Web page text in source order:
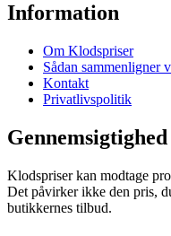
Information
Om Klodspriser
Sådan sammenligner
Kontakt
Privatlivspolitik
Gennemsigtighed
Klodspriser kan modtage
Det påvirker ikke den pris,
butikkernes tilbud.